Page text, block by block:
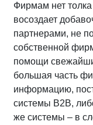
Фирмам нет толка
восоздает
партнерами, не
собственной
помощи
большая часть
информацию,
системы B2B,
же системы – в